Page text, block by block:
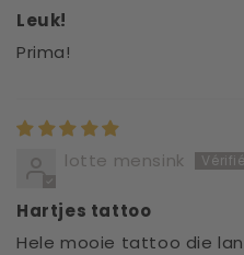
Leuk!
Prima!
lotte mensink
Hartjes tattoo
Hele mooie tattoo die